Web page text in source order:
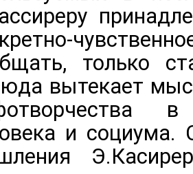
только
вытекает
и социума.